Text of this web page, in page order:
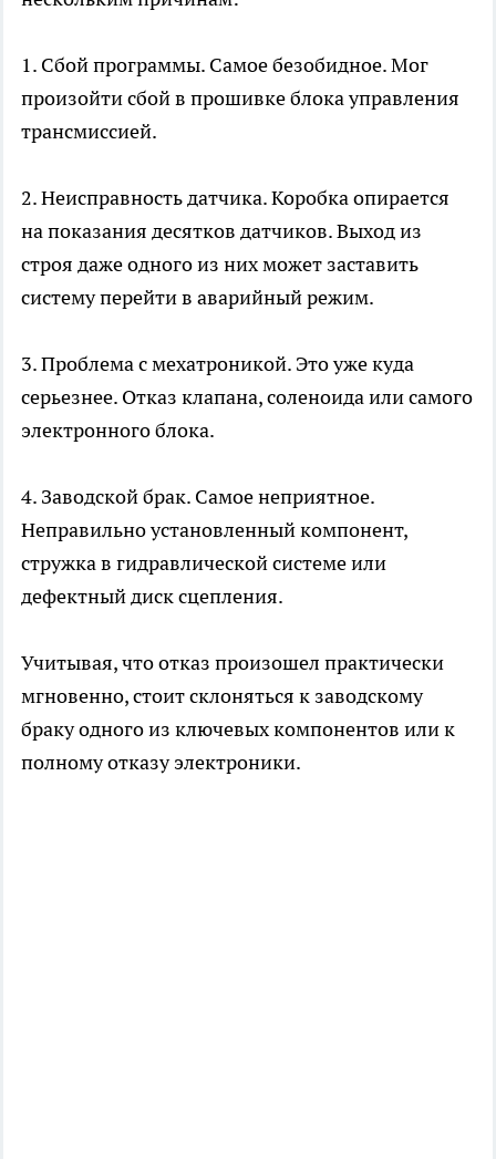
1. Сбой программы. Самое безобидное. Мог
произойти сбой в прошивке блока управления
трансмиссией.
2. Неисправность датчика. Коробка опирается
на показания десятков датчиков. Выход из
строя даже одного из них может заставить
систему перейти в аварийный режим.
3. Проблема с мехатроникой. Это уже куда
серьезнее. Отказ клапана, соленоида или самого
электронного блока.
4. Заводской брак. Самое неприятное.
Неправильно установленный компонент,
стружка в гидравлической системе или
дефектный диск сцепления.
Учитывая, что отказ произошел практически
мгновенно, стоит склоняться к заводскому
браку одного из ключевых компонентов или к
полному отказу электроники.